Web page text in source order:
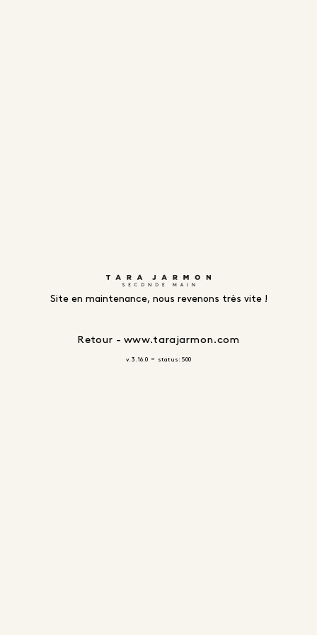
Site en maintenance, nous revenons très vite !
Retour - www.tarajarmon.com
v. 3.16.0 - status: 500